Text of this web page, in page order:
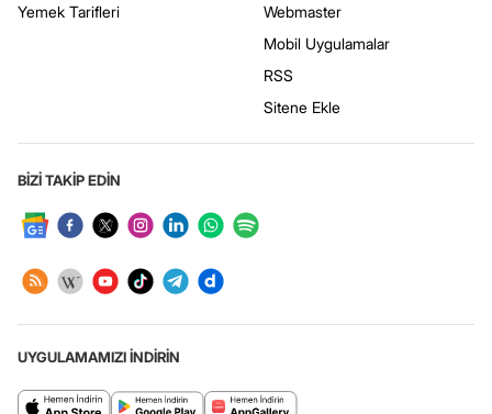
Yemek Tarifleri
Webmaster
Mobil Uygulamalar
RSS
Sitene Ekle
BİZİ TAKİP EDİN
UYGULAMAMIZI İNDİRİN